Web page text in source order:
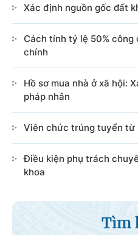
Xác định nguồn gốc đất
Cách tính tỷ lệ 50%
chính
Hồ sơ mua nhà ở xã hội:
pháp nhân
Viên chức trúng tuyển từ
Điều kiện phụ trách
khoa
Tìm